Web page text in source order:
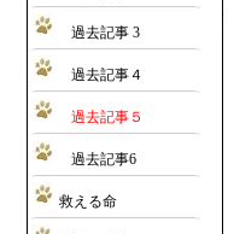
過去記事 3
過去記事４
過去記事５
過去記事6
救える命